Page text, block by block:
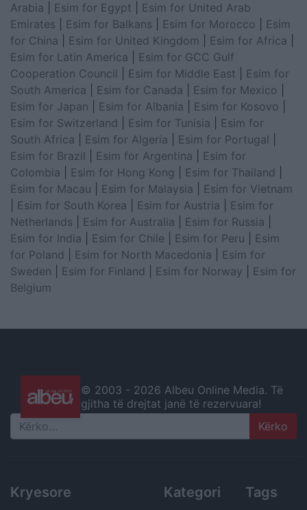
Arabia
Esim for Egypt
Esim for United Arab
Emirates
Esim for Balkans Esim for Morocco
Esim
for China
Esim for United Kingdom Esim for Africa
Esim for Latin America
Esim for GCC Gulf
Cooperation Council
Esim for Middle East
Esim for
South America
Esim for Canada Esim for Mexico
Esim for Japan
Esim for Albania Esim for Kosovo
Esim for Switzerland
Esim for Tunisia
Esim for
South Africa
Esim for Algeria Esim for Portugal
Esim for Brazil
Esim for Argentina
Esim for
Colombia
Esim for Hong Kong Esim for Thailand
Esim for Macau
Esim for Malaysia
Esim for Vietnam
Esim for South Korea Esim for Austria
Esim for
Netherlands
Esim for Australia Esim for Russia
Esim for India
Esim for Chile Esim for Peru
Esim
for Poland
Esim for North Macedonia
Esim for
Sweden
Esim for Finland Esim for Norway
Esim for
Belgium
© 2003 - 2026 Albeu Online Media. Të
gjitha të drejtat janë të rezervuara!
Search
Kryesore Kategori Tags